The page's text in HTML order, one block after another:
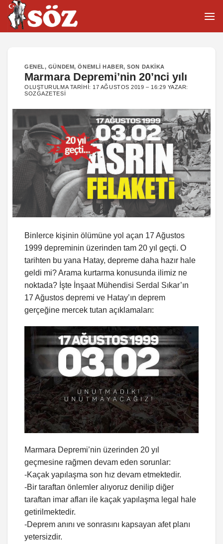
İçeriğe
atla
GENEL, GÜNDEM,ÖNEMLI HABER,SON DAKIKA
Marmara Depremi’nin 20’nci yılı
OLUŞTURULMA TARIHI: 17 AĞUSTOS 2019 – 16:29 YAZAR:
SOZGAZETESI
Binlerce kişinin ölümüne yol açan 17 Ağustos
1999 depreminin üzerinden tam 20 yıl geçti. O
tarihten bu yana Hatay, depreme daha hazır hale
geldi mi? Arama kurtarma konusunda ilimiz ne
noktada? İşte İnşaat Mühendisi Serdal Sıkar’ın
17 Ağustos depremi ve Hatay’ın deprem
gerçeğine mercek tutan açıklamaları:
Marmara Depremi’nin üzerinden 20 yıl
geçmesine rağmen devam eden sorunlar:
-Kaçak yapılaşma son hız devam etmektedir.
-Bir taraftan önlemler alıyoruz denilip diğer
taraftan imar afları ile kaçak yapılaşma legal hale
getirilmektedir.
-Deprem anını ve sonrasını kapsayan afet planı
yetersizdir.